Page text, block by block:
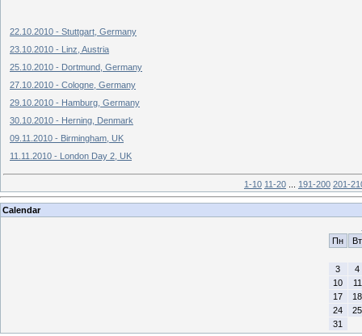
22.10.2010 - Stuttgart, Germany
23.10.2010 - Linz, Austria
25.10.2010 - Dortmund, Germany
27.10.2010 - Cologne, Germany
29.10.2010 - Hamburg, Germany
30.10.2010 - Herning, Denmark
09.11.2010 - Birmingham, UK
11.11.2010 - London Day 2, UK
1-10 11-20 191-200 201-
Calendar
Пн
Вт
3
4
10
11
17
18
24
25
31